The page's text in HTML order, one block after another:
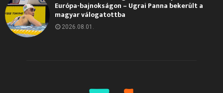
Európa-bajnokságon – Ugrai Panna bekerült a
magyar válogatottba
2026.08.01.